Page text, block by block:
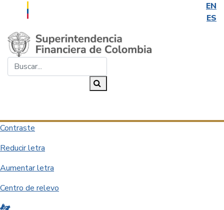
EN
ES
Saltar al contenido principal
Contraste
Reducir letra
Aumentar letra
Centro de relevo